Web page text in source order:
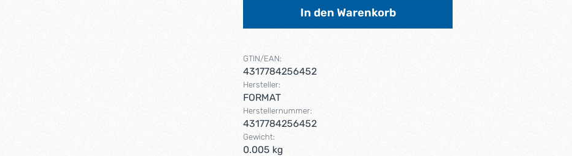
In den Warenkorb
GTIN/EAN:
4317784256452
Hersteller:
FORMAT
Herstellernummer:
4317784256452
Gewicht:
0.005 kg